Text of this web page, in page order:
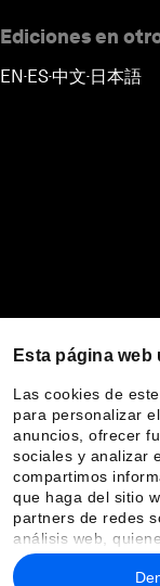
Esta página
Las cookies de
para personalizar
anuncios, ofrecer
sociales y analizar
compartimos
que haga del sitio
partners de redes
análisis web,
combinarla con
haya proporcionado
Ediciones en
EN▪ES▪中文▪ 日本語